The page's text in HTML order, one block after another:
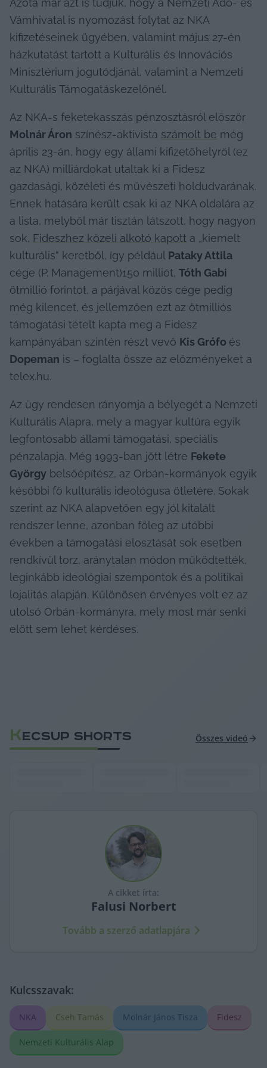
Azóta már azt is tudjuk, hogy a Nemzeti Adó- és
Vámhivatal is nyomozást folytat az NKA
kifizetéseinek ügyében, valamint május 27-én
házkutatást tartott a Kulturális és Innovációs
Minisztérium jogutódjánál, valamint a Nemzeti
Kulturális Támogatáskezelőnél.
Molnár Áron színész-aktivista számolt be még
április 23-án, hogy egy állami kifizetőhelyről (ez
az NKA) milliárdokat utaltak ki a Fidesz
gazdasági, közéleti és művészeti holdudvarának.
Ennek hatására került csak ki az NKA oldalára az
a lista, melyből már tisztán látszott, hogy nagyon
sok, Fideszhez közeli alkotó kapott a „kiemelt
kulturális” keretből, így például Pataky Attila
cége (P. Management)150 milliót, Tóth Gabi
ötmillió forintot, a párjával közös cége pedig
még kilencet, és jellemzően ezt az ötmilliós
támogatási tételt kapta meg a Fidesz
kampányában szintén részt vevő Kis Grófo
Dopeman is – foglalta össze az előzményeket a
telex.hu.
Az ügy rendesen rányomja a bélyegét a Nemzeti
Kulturális Alapra, mely a magyar kultúra egyik
legfontosabb állami támogatási, speciális
pénzalapja. Még 1993-ban jött létre Fekete
György belsőépítész, az Orbán-kormányok egyik
későbbi fő kulturális ideológusa ötletére. Sokak
szerint az NKA alapvetően egy jól kitalált
rendszer lenne, azonban főleg az utóbbi
években a támogatási elosztását sok esetben
rendkívül torz, aránytalan módon működtették,
leginkább ideológiai szempontok és a politikai
lojalitás alapján. Különösen érvényes volt ez az
utolsó Orbán-kormányra, mely most már senki
előtt sem lehet kérdéses.
KECSUP SHORTS Összes videó
A cikket írta:
Falusi Norbert
Tovább a szerző adatlapjára
Kulcsszavak:
NKA Cseh Tamás Molnár János Tisza Fidesz
Nemzeti Kulturális Alap